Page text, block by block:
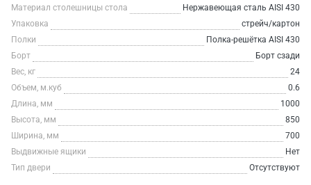
Материал столешницы стола
Нержавеющая сталь AISI 430
Упаковка
стрейч/картон
Полки
Полка-решётка AISI 430
Борт
Борт сзади
Вес, кг
24
Объем, м.куб
0.6
Длина, мм
1000
Высота, мм
850
Ширина, мм
700
Выдвижные ящики
Нет
Тип двери
Отсутствуют